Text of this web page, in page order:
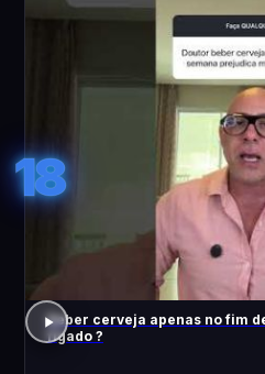
18
Beber cerveja apenas no fim
fígado ?